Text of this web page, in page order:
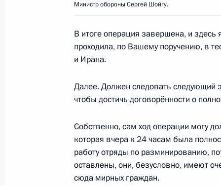
11 марта 2016 года, 16:30
Единый день приёмки военной
11 марта 2016 года, 15:45
Доклад Министерства обороны о
округе
11 февраля 2016 года, 17:35
Министр обороны Сергей Шойгу.
В итоге операция завершена, и здесь
проходила, по Вашему поручению, в
и Ирана.
Далее. Должен следовать следующий
чтобы достичь договорённости о
Собственно, сам ход операции могу
которая вчера к 24 часам была
работу отряды по разминированию,
оставлены, они, безусловно, имеют
сюда мирных граждан.